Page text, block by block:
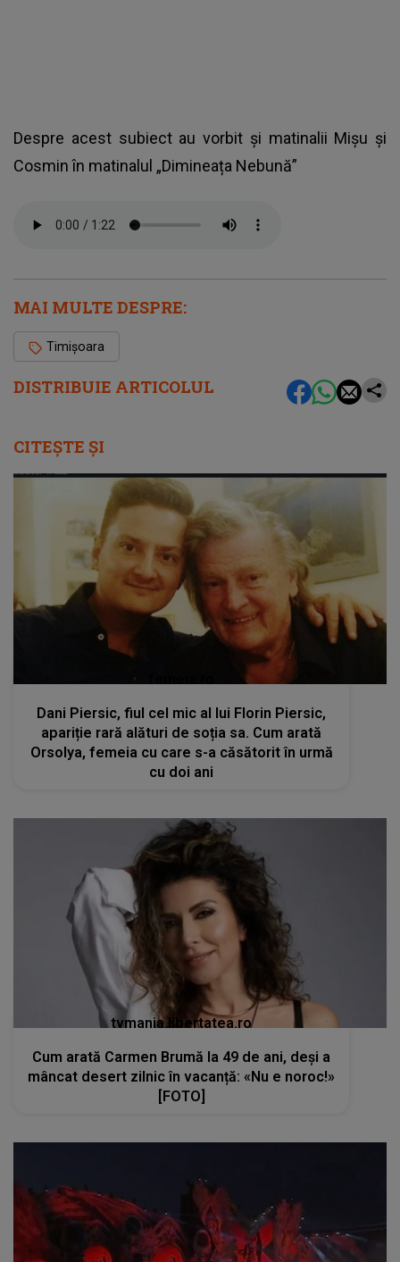
DISTRIBUIE ARTICOLUL
Despre acest subiect au vorbit și matinalii Mișu și
Cosmin în matinalul „Dimineața Nebună”
MAI MULTE DESPRE:
Timișoara
CITEȘTE ȘI
Dani Piersic, fiul cel mic al lui Florin Piersic,
apariție rară alături de soția sa. Cum arată
Orsolya, femeia cu care s-a căsătorit în urmă
cu doi ani
tvmania.libertatea.ro
Cum arată Carmen Brumă la 49 de ani, deși a
mâncat desert zilnic în vacanță: «Nu e noroc!»
[FOTO]